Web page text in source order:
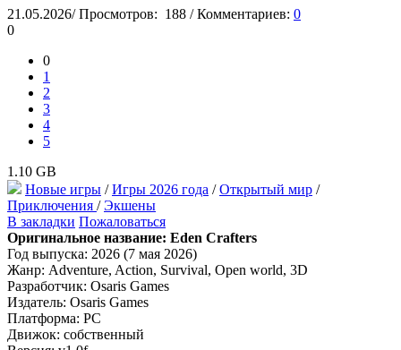
21.05.2026/ Просмотров: 188 / Комментариев: 0
0
0
1
2
3
4
5
1.10 GB
Новые игры /Игры 2026 года /Открытый мир /
Приключения /Экшены
В закладки Пожаловаться
Оригинальное название: Eden Crafters
Год выпуска: 2026 (7 мая 2026)
Жанр: Adventure, Action, Survival, Open world, 3D
Разработчик: Osaris Games
Издатель: Osaris Games
Платформа: PC
Движок: собственный